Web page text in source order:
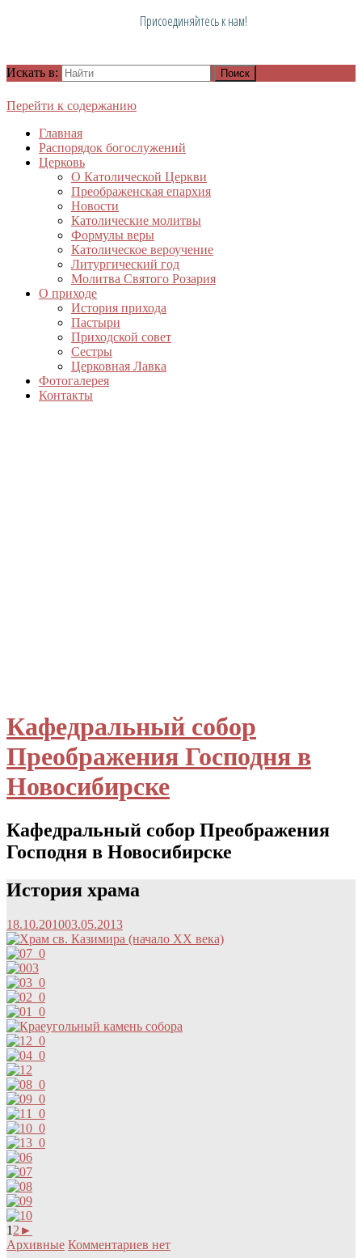
Присоединяйтесь к нам!
Искать в:
Перейти к содержанию
Главная
Распорядок богослужений
Церковь
О Католической Церкви
Преображенская епархия
Новости
Католические молитвы
Формулы веры
Католическое вероучение
Литургический год
Молитва Святого Розария
О приходе
История прихода
Пастыри
Приходской совет
Сестры
Церковная Лавка
Фотогалерея
Контакты
Кафедральный собор
Преображения Господня в
Новосибирске
Кафедральный собор Преображения
Господня в Новосибирске
История храма
18.10.201003.05.2013
1 2 ►
Архивные Комментариев нет